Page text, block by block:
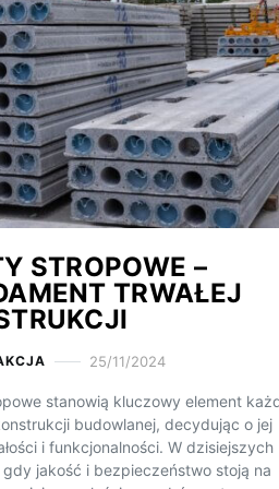
STROPOWE –
TRWAŁEJ
25/11/2024
stanowią kluczowy element
budowlanej, decydując o jej
i funkcjonalności. W dzisiejszych
jakość i bezpieczeństwo stoją na